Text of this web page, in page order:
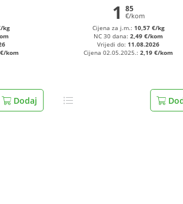
kg
kom
Dodaj
1 85
€/kom
Cijena za j.m.: 10,57 €/kg
NC 30 dana:2,49 €/kom
Vrijedi do:11.08.2026
Cijena 02.05.2025.:2,19 €/kom